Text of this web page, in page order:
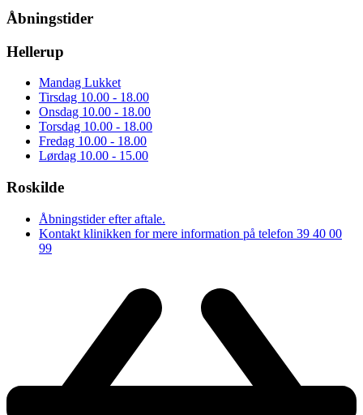
Åbningstider
Hellerup
Mandag Lukket
Tirsdag 10.00 - 18.00
Onsdag 10.00 - 18.00
Torsdag 10.00 - 18.00
Fredag 10.00 - 18.00
Lørdag 10.00 - 15.00
Roskilde
Åbningstider efter aftale.
Kontakt klinikken for mere information på telefon 39 40 00
99